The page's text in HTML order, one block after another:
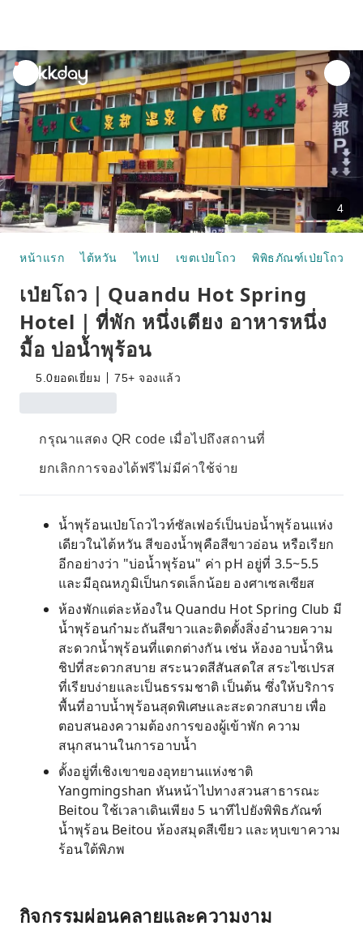
unread
notifications
4
หน้าแรก ไต้หวัน ไทเป เขตเป่ยโถว พิพิธภัณฑ์เป่ยโถว
เป่ยโถว｜Quandu Hot Spring
Hotel｜ที่พัก หนึ่งเตียง อาหารหนึ่ง
มื้อ บ่อน้ำพุร้อน
5.0ยอดเยี่ยม 75+ จองแล้ว
กรุณาแสดง QR code เมื่อไปถึงสถานที่
ยกเลิกการจองได้ฟรีไม่มีค่าใช้จ่าย
น้ำพุร้อนเป่ยโถวไวท์ซัลเฟอร์เป็นบ่อน้ำพุร้อนแห่ง
เดียวในไต้หวัน สีของน้ำพุคือสีขาวอ่อน หรือเรียก
อีกอย่างว่า "บ่อน้ำพุร้อน" ค่า pH อยู่ที่ 3.5~5.5
และมีอุณหภูมิเป็นกรดเล็กน้อย องศาเซลเซียส
ห้องพักแต่ละห้องใน Quandu Hot Spring Club มี
น้ำพุร้อนกำมะถันสีขาวและติดตั้งสิ่งอำนวยความ
สะดวกน้ำพุร้อนที่แตกต่างกัน เช่น ห้องอาบน้ำหิน
ชิปที่สะดวกสบาย สระนวดสีสันสดใส สระไซเปรส
ที่เรียบง่ายและเป็นธรรมชาติ เป็นต้น ซึ่งให้บริการ
พื้นที่อาบน้ำพุร้อนสุดพิเศษและสะดวกสบาย เพื่อ
ตอบสนองความต้องการของผู้เข้าพัก ความ
สนุกสนานในการอาบน้ำ
ตั้งอยู่ที่เชิงเขาของอุทยานแห่งชาติ
Yangmingshan หันหน้าไปทางสวนสาธารณะ
Beitou ใช้เวลาเดินเพียง 5 นาทีไปยังพิพิธภัณฑ์
น้ำพุร้อน Beitou ห้องสมุดสีเขียว และหุบเขาความ
ร้อนใต้พิภพ
กิจกรรมผ่อนคลายและความงาม